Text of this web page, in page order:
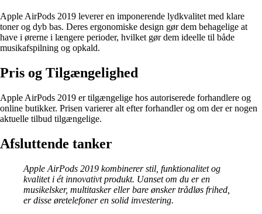
Apple AirPods 2019 leverer en imponerende lydkvalitet med klare
toner og dyb bas. Deres ergonomiske design gør dem behagelige at
have i ørerne i længere perioder, hvilket gør dem ideelle til både
musikafspilning og opkald.
Pris og Tilgængelighed
Apple AirPods 2019 er tilgængelige hos autoriserede forhandlere og
online butikker. Prisen varierer alt efter forhandler og om der er nogen
aktuelle tilbud tilgængelige.
Afsluttende tanker
Apple AirPods 2019 kombinerer stil, funktionalitet og
kvalitet i ét innovativt produkt. Uanset om du er en
musikelsker, multitasker eller bare ønsker trådløs frihed,
er disse øretelefoner en solid investering.